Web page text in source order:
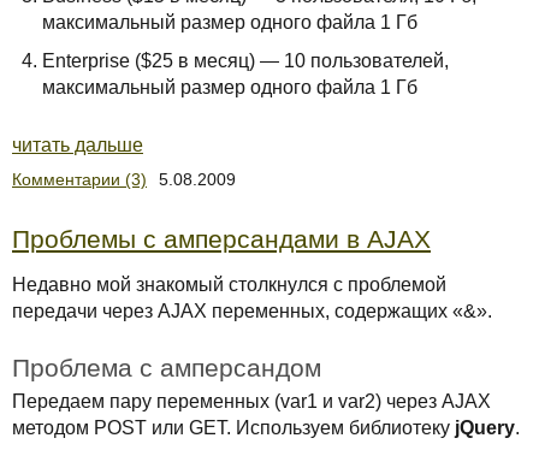
максимальный размер одного файла 1 Гб
Enterprise ($25 в месяц) — 10 пользователей,
максимальный размер одного файла 1 Гб
читать дальше
Комментарии (3) 5.08.2009
Проблемы с амперсандами в AJAX
Недавно мой знакомый столкнулся с проблемой
передачи через AJAX переменных, содержащих «&».
Проблема c амперсандом
Передаем пару переменных (var1 и var2) через AJAX
методом POST или GET. Используем библиотеку jQuery.